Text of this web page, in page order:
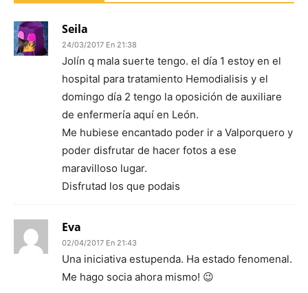
Seila
24/03/2017 En 21:38
Jolín q mala suerte tengo. el día 1 estoy en el
hospital para tratamiento Hemodialisis y el
domingo día 2 tengo la oposición de auxiliare
de enfermería aquí en León.
Me hubiese encantado poder ir a Valporquero y
poder disfrutar de hacer fotos a ese
maravilloso lugar.
Disfrutad los que podais
Eva
02/04/2017 En 21:43
Una iniciativa estupenda. Ha estado fenomenal.
Me hago socia ahora mismo! 😉